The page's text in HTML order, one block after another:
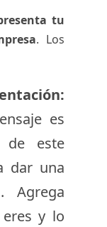
tu
. Los
es
de este
dar una
Agrega
y lo